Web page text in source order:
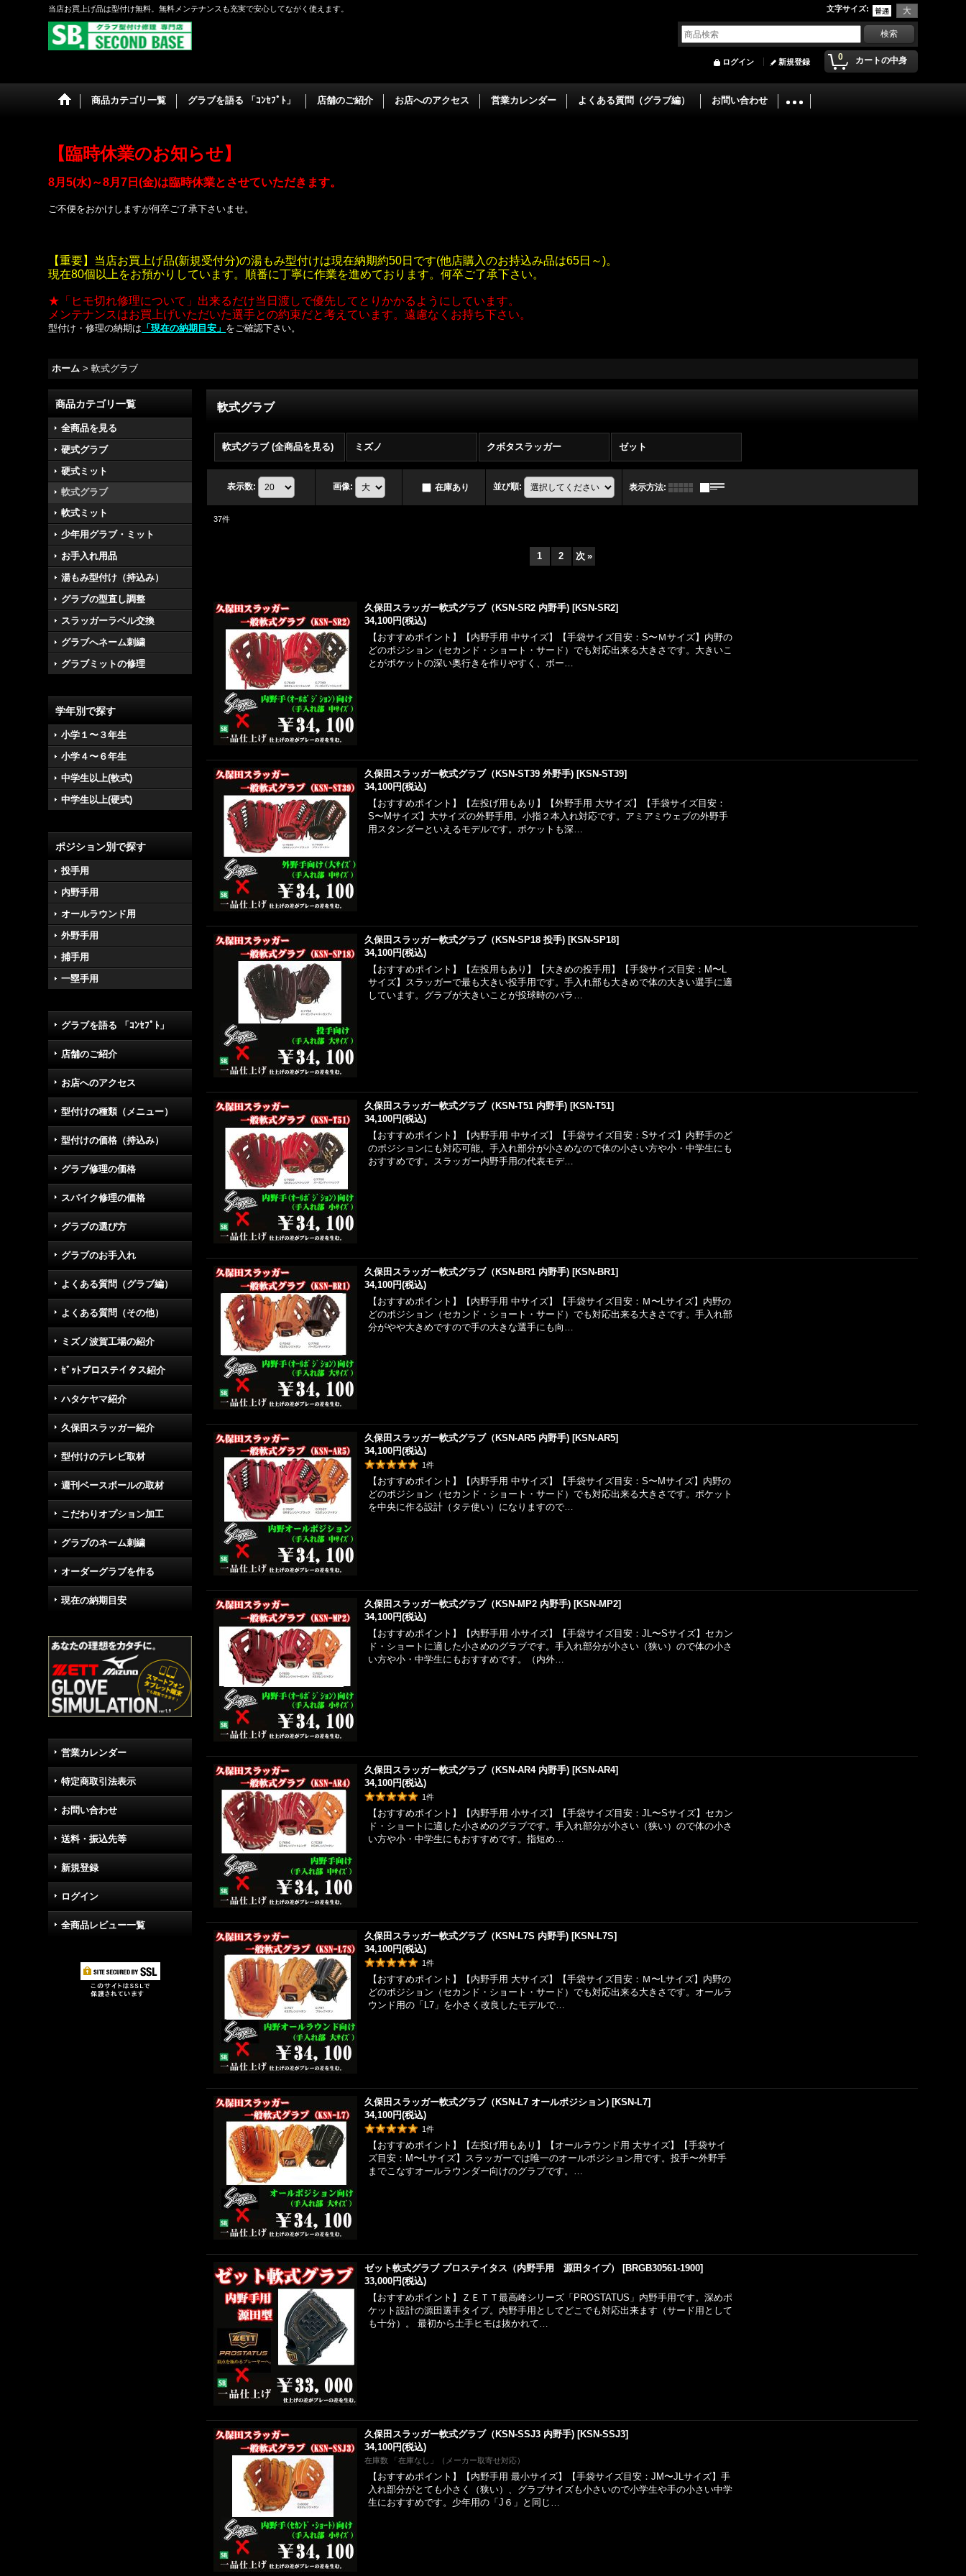
当店お買上げ品は型付け無料。無料メンテナンスも充実で安心してながく使えます。 文字サイズ:
0 カートの中身
ログイン 新規登録
商品カテゴリ一覧 グラブを語る 「ｺﾝｾﾌﾟﾄ」 店舗のご紹介 お店へのアクセス 営業カレンダー よくある質問（グラブ編） お問い合わせ
【臨時休業のお知らせ】
8月5(水)～8月7日(金)は臨時休業とさせていただきます。
ご不便をおかけしますが何卒ご了承下さいませ。
【重要】当店お買上げ品(新規受付分)の湯もみ型付けは現在納期約50日です(他店購入のお持込み品は65日～)。
現在80個以上をお預かりしています。順番に丁寧に作業を進めております。何卒ご了承下さい。
★「ヒモ切れ修理について」出来るだけ当日渡しで優先してとりかかるようにしています。
メンテナンスはお買上げいただいた選手との約束だと考えています。遠慮なくお持ち下さい。
型付け・修理の納期は 「現在の納期目安」 をご確認下さい。
ホーム > 軟式グラブ
商品カテゴリ一覧
全商品を見る
硬式グラブ
硬式ミット
軟式グラブ
軟式ミット
少年用グラブ・ミット
お手入れ用品
湯もみ型付け（持込み）
グラブの型直し調整
スラッガーラベル交換
グラブへネーム刺繍
グラブミットの修理
学年別で探す
小学１〜３年生
小学４〜６年生
中学生以上(軟式)
中学生以上(硬式)
ポジション別で探す
投手用
内野手用
オールラウンド用
外野手用
捕手用
一塁手用
グラブを語る 「ｺﾝｾﾌﾟﾄ」
店舗のご紹介
お店へのアクセス
型付けの種類（メニュー）
型付けの価格（持込み）
グラブ修理の価格
スパイク修理の価格
グラブの選び方
グラブのお手入れ
よくある質問（グラブ編）
よくある質問（その他）
ミズノ波賀工場の紹介
ｾﾞｯﾄプロステイタス紹介
ハタケヤマ紹介
久保田スラッガー紹介
型付けのテレビ取材
週刊ベースボールの取材
こだわりオプション加工
グラブのネーム刺繍
オーダーグラブを作る
現在の納期目安
営業カレンダー
特定商取引法表示
お問い合わせ
送料・振込先等
新規登録
ログイン
全商品レビュー一覧
軟式グラブ
軟式グラブ (全商品を見る) ミズノ クボタスラッガー ゼット
表示数: 画像: 在庫あり 並び順: 表示方法:
37件
1 2 次 »
久保田スラッガー軟式グラブ（KSN-SR2 内野手) [KSN-SR2]
34,100円(税込)
【おすすめポイント】【内野手用 中サイズ】【手袋サイズ目安：S〜Ｍサイズ】内野の
どのポジション（セカンド・ショート・サード）でも対応出来る大きさです。大きいこ
とがポケットの深い奥行きを作りやすく、ボー…
久保田スラッガー軟式グラブ（KSN-ST39 外野手) [KSN-ST39]
34,100円(税込)
【おすすめポイント】【左投げ用もあり】【外野手用 大サイズ】【手袋サイズ目安：
S〜Mサイズ】大サイズの外野手用。小指２本入れ対応です。アミアミウェブの外野手
用スタンダーといえるモデルです。ポケットも深…
久保田スラッガー軟式グラブ（KSN-SP18 投手) [KSN-SP18]
34,100円(税込)
【おすすめポイント】【左投用もあり】【大きめの投手用】【手袋サイズ目安：M〜L
サイズ】スラッガーで最も大きい投手用です。手入れ部も大きめで体の大きい選手に適
しています。グラブが大きいことが投球時のバラ…
久保田スラッガー軟式グラブ（KSN-T51 内野手) [KSN-T51]
34,100円(税込)
【おすすめポイント】【内野手用 中サイズ】【手袋サイズ目安：Sサイズ】内野手のど
のポジションにも対応可能。手入れ部分が小さめなので体の小さい方や小・中学生にも
おすすめです。スラッガー内野手用の代表モデ…
久保田スラッガー軟式グラブ（KSN-BR1 内野手) [KSN-BR1]
34,100円(税込)
【おすすめポイント】【内野手用 中サイズ】【手袋サイズ目安：Ｍ〜Lサイズ】内野の
どのポジション（セカンド・ショート・サード）でも対応出来る大きさです。手入れ部
分がやや大きめですので手の大きな選手にも向…
久保田スラッガー軟式グラブ（KSN-AR5 内野手) [KSN-AR5]
34,100円(税込)
1件
【おすすめポイント】【内野手用 中サイズ】【手袋サイズ目安：S〜Mサイズ】内野の
どのポジション（セカンド・ショート・サード）でも対応出来る大きさです。ポケット
を中央に作る設計（タテ使い）になりますので…
久保田スラッガー軟式グラブ（KSN-MP2 内野手) [KSN-MP2]
34,100円(税込)
【おすすめポイント】【内野手用 小サイズ】【手袋サイズ目安：JL〜Sサイズ】セカン
ド・ショートに適した小さめのグラブです。手入れ部分が小さい（狭い）ので体の小さ
い方や小・中学生にもおすすめです。（内外…
久保田スラッガー軟式グラブ（KSN-AR4 内野手) [KSN-AR4]
34,100円(税込)
1件
【おすすめポイント】【内野手用 小サイズ】【手袋サイズ目安：JL〜Sサイズ】セカン
ド・ショートに適した小さめのグラブです。手入れ部分が小さい（狭い）ので体の小さ
い方や小・中学生にもおすすめです。指短め…
久保田スラッガー軟式グラブ（KSN-L7S 内野手) [KSN-L7S]
34,100円(税込)
1件
【おすすめポイント】【内野手用 大サイズ】【手袋サイズ目安：Ｍ〜Lサイズ】内野の
どのポジション（セカンド・ショート・サード）でも対応出来る大きさです。オールラ
ウンド用の「L7」を小さく改良したモデルで…
久保田スラッガー軟式グラブ（KSN-L7 オールポジション) [KSN-L7]
34,100円(税込)
1件
【おすすめポイント】【左投げ用もあり】【オールラウンド用 大サイズ】【手袋サイ
ズ目安：M〜Lサイズ】スラッガーでは唯一のオールポジション用です。投手〜外野手
までこなすオールラウンダー向けのグラブです。…
ゼット軟式グラブ プロステイタス（内野手用 源田タイプ） [BRGB30561-1900]
33,000円(税込)
【おすすめポイント】ＺＥＴＴ最高峰シリーズ「PROSTATUS」内野手用です。深めポ
ケット設計の源田選手タイプ。内野手用としてどこでも対応出来ます（サード用として
も十分）。 最初から土手ヒモは抜かれて…
久保田スラッガー軟式グラブ（KSN-SSJ3 内野手) [KSN-SSJ3]
34,100円(税込)
在庫数 「在庫なし」（メーカー取寄せ対応）
【おすすめポイント】【内野手用 最小サイズ】【手袋サイズ目安：JM〜JLサイズ】手
入れ部分がとても小さく（狭い）、グラブサイズも小さいので小学生や手の小さい中学
生におすすめです。少年用の「J６」と同じ…